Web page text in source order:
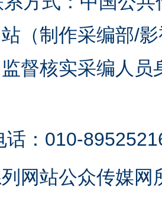
（制作采编部/
督核实采编人员
：010-
网站公众传媒
钟！ 谢